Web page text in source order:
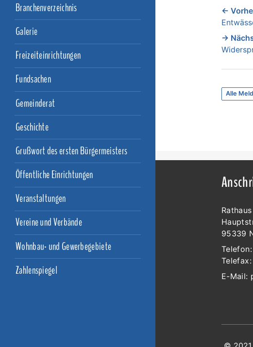
Branchenverzeichnis
Galerie
Freizeiteinrichtungen
Fundsachen
Gemeinderat
Geschichte
Grußwort des ersten Bürgermeisters
Öffentliche Einrichtungen
Veranstaltungen
Vereine und Verbände
Wohnbau- und Gewerbegebiete
Zahlenspiegel
Alle
95339
E-Mail: